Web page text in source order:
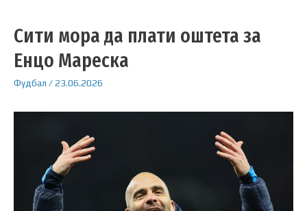
Сити мора да плати оштета за
Енцо Мареска
Фудбал /23.06.2026